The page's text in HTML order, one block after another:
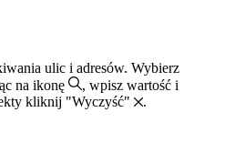
ulic i adresów. Wybierz
na ikonę
, wpisz wartość i
kliknij "Wyczyść"
.